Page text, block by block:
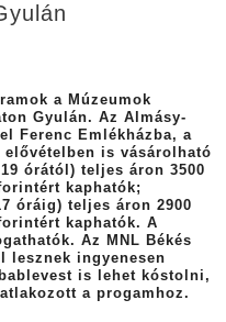
a Múzeumok
Gyulán. Az Almásy-
Ferenc Emlékházba, a
elővételben is vásárolható
órától) teljes áron 3500
kaphatók;
óráig) teljes áron 2900
kaphatók. A
Az MNL Békés
lesznek ingyenesen
is lehet kóstolni,
a progamhoz.